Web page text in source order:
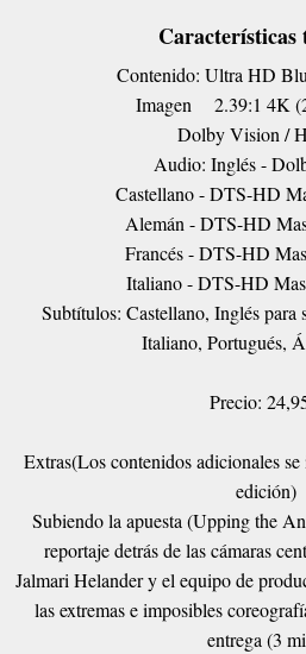
Características
Contenido: Ultra HD
Imagen
2.39:1 4K
Dolby Vision /
Audio: Inglés -
Castellano - DTS-HD
Alemán - DTS-HD
Francés - DTS-HD
Italiano - DTS-HD
Subtítulos: Castellano, Inglés para
Italiano, Portugués,
Precio:
Extras(Los contenidos adicionales
edición)
Subiendo la apuesta (Upping the
reportaje detrás de las cámaras
Jalmari Helander y el equipo de
las extremas e imposibles
entrega (3